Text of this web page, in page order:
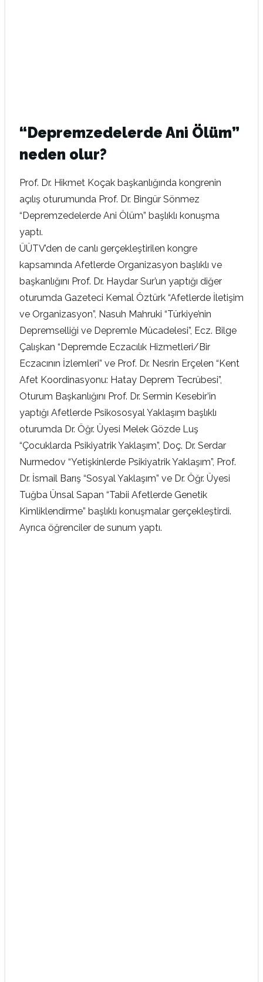
“Depremzedelerde Ani Ölüm”
neden olur?
Prof. Dr. Hikmet Koçak başkanlığında kongrenin
açılış oturumunda Prof. Dr. Bingür Sönmez
“Depremzedelerde Ani Ölüm” başlıklı konuşma
yaptı.
ÜÜTV’den de canlı gerçekleştirilen kongre
kapsamında Afetlerde Organizasyon başlıklı ve
başkanlığını Prof. Dr. Haydar Sur’un yaptığı diğer
oturumda Gazeteci Kemal Öztürk “Afetlerde İletişim
ve Organizasyon”, Nasuh Mahruki “Türkiye’nin
Depremselliği ve Depremle Mücadelesi”, Ecz. Bilge
Çalışkan “Depremde Eczacılık Hizmetleri/Bir
Eczacının İzlemleri” ve Prof. Dr. Nesrin Erçelen “Kent
Afet Koordinasyonu: Hatay Deprem Tecrübesi”,
Oturum Başkanlığını Prof. Dr. Sermin Kesebir’in
yaptığı Afetlerde Psikososyal Yaklaşım başlıklı
oturumda Dr. Öğr. Üyesi Melek Gözde Luş
“Çocuklarda Psikiyatrik Yaklaşım”, Doç. Dr. Serdar
Nurmedov “Yetişkinlerde Psikiyatrik Yaklaşım”, Prof.
Dr. İsmail Barış “Sosyal Yaklaşım” ve Dr. Öğr. Üyesi
Tuğba Ünsal Sapan “Tabii Afetlerde Genetik
Kimliklendirme” başlıklı konuşmalar gerçekleştirdi.
Ayrıca öğrenciler de sunum yaptı.